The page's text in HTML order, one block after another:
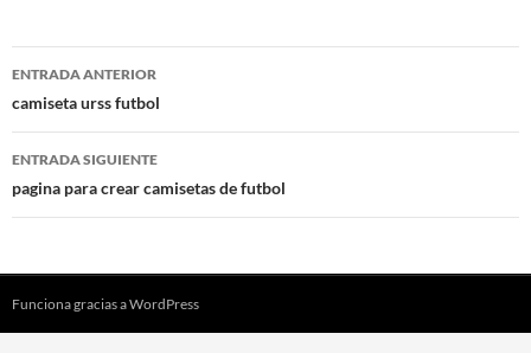
Navegación
de
entradas
ENTRADA ANTERIOR
camiseta urss futbol
ENTRADA SIGUIENTE
pagina para crear camisetas de futbol
Funciona gracias a WordPress